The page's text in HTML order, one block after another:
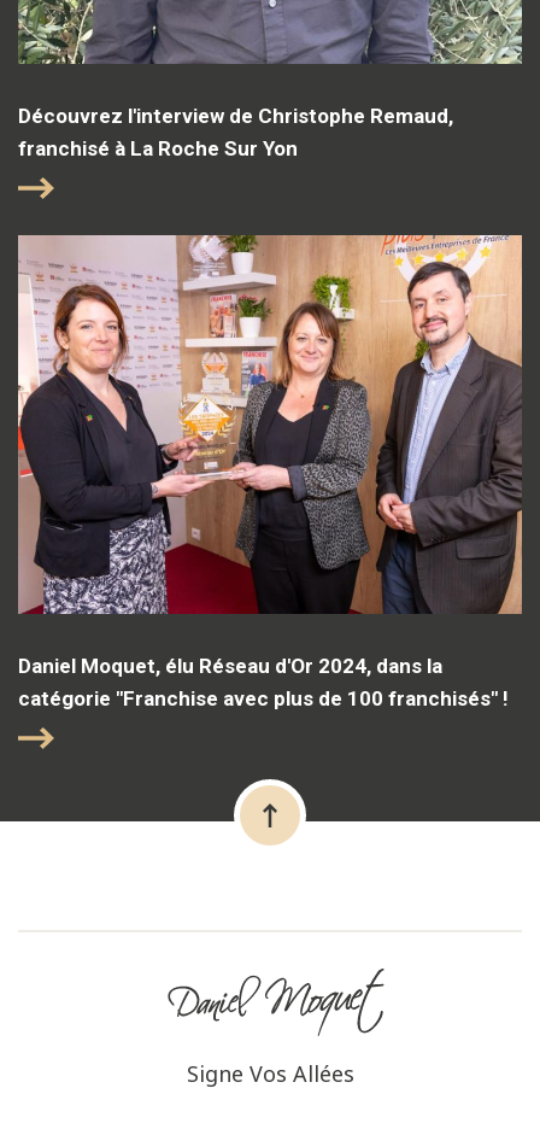
Découvrez l'interview de Christophe Remaud,
franchisé à La Roche Sur Yon
Daniel Moquet, élu Réseau d'Or 2024, dans la
catégorie "Franchise avec plus de 100 franchisés" !
Signe Vos Allées